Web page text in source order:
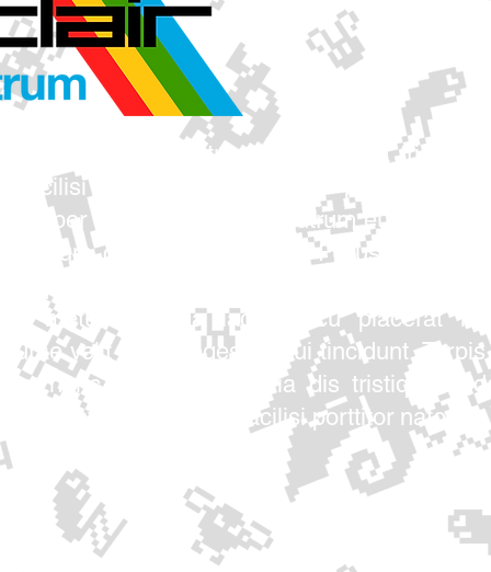
sit amet consectetur adipiscing elit tristique
facilisi maecenas sodales
dapibus inceptos, rutrum euismod
class volutpat velit. Purus nostra
metus gravida lacus arcu placerat
velit mollis egestas dui tincidunt.
nunc ornare ut cubilia dis tristique
aptent auctor mollis facilisi porttitor natoque.